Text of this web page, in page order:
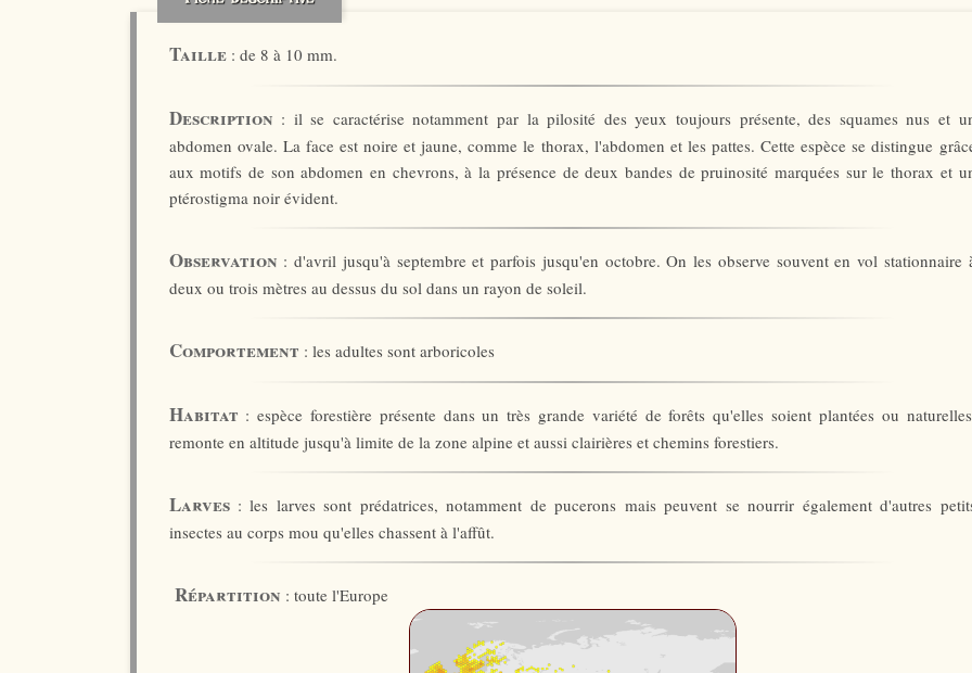
Taille: de 8 à 10 mm.
Description : il se caractérise notamment par la pilosité des yeux toujours présente, des squames nus et
abdomen ovale. La face est noire et jaune, comme le thorax, l'abdomen et les pattes. Cette espèce se distingue
aux motifs de son abdomen en chevrons, à la présence de deux bandes de pruinosité marquées sur le thorax et
ptérostigma noir évident.
Observation : d'avril jusqu'à septembre et parfois jusqu'en octobre. On les observe souvent en vol stationnaire
deux ou trois mètres au dessus du sol dans un rayon de soleil.
Comportement : les adultes sont arboricoles
Habitat : espèce forestière présente dans un très grande variété de forêts qu'elles soient plantées ou
remonte en altitude jusqu'à limite de la zone alpine et aussi clairières et chemins forestiers.
Larves: les larves sont prédatrices, notamment de pucerons mais peuvent se nourrir également d'autres
insectes au corps mou qu'elles chassent à l'affût.
Répartition : toute l'Europe